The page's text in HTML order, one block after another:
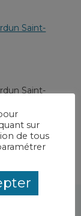
Saint-
Saint-
sur
de tous